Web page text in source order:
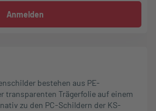
Anmelden
bestehen aus PE-
transparenten Trägerfolie auf einem
zu den PC-Schildern der KS-